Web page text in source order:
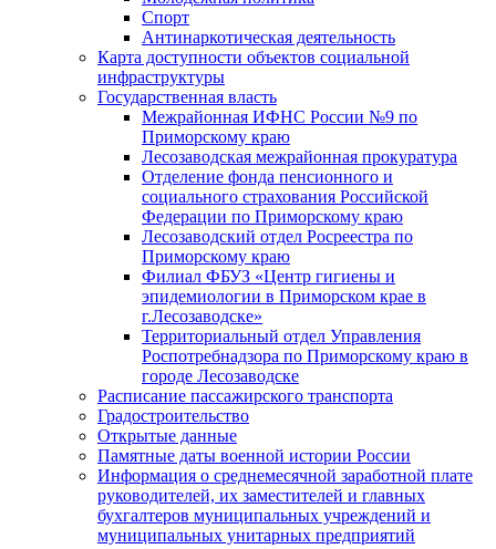
Спорт
Антинаркотическая деятельность
Карта доступности объектов социальной
инфраструктуры
Государственная власть
Межрайонная ИФНС России №9 по
Приморскому краю
Лесозаводская межрайонная прокуратура
Отделение фонда пенсионного и
социального страхования Российской
Федерации по Приморскому краю
Лесозаводский отдел Росреестра по
Приморскому краю
Филиал ФБУЗ «Центр гигиены и
эпидемиологии в Приморском крае в
г.Лесозаводске»
Территориальный отдел Управления
Роспотребнадзора по Приморскому краю в
городе Лесозаводске
Расписание пассажирского транспорта
Градостроительство
Открытые данные
Памятные даты военной истории России
Информация о среднемесячной заработной плате
руководителей, их заместителей и главных
бухгалтеров муниципальных учреждений и
муниципальных унитарных предприятий